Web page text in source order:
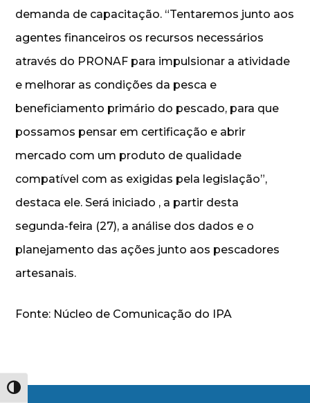
Alternar alto contraste
demanda de capacitação. “Tentaremos junto aos
agentes financeiros os recursos necessários
através do PRONAF para impulsionar a atividade
e melhorar as condições da pesca e
beneficiamento primário do pescado, para que
possamos pensar em certificação e abrir
mercado com um produto de qualidade
compatível com as exigidas pela legislação”,
destaca ele. Será iniciado , a partir desta
segunda-feira (27), a análise dos dados e o
planejamento das ações junto aos pescadores
artesanais.
Fonte: Núcleo de Comunicação do IPA